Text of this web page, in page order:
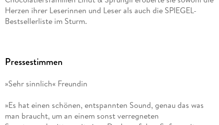
Herzen ihrer Leserinnen und Leser als auch die SPIEGEL-
Bestsellerliste im Sturm.
Pressestimmen
»Sehr sinnlich« Freundin
»Es hat einen schönen, entspannten Sound, genau das was
man braucht, um an einem sonst verregneten